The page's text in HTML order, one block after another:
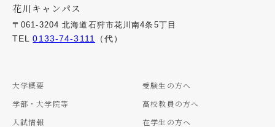
花川キャンパス
〒061-3204 北海道石狩市花川南4条5丁目
TEL0133-74-3111 （代）
大学概要
学部・大学院等
入試情報
受験生の方へ
高校教員の方へ
在学生の方へ